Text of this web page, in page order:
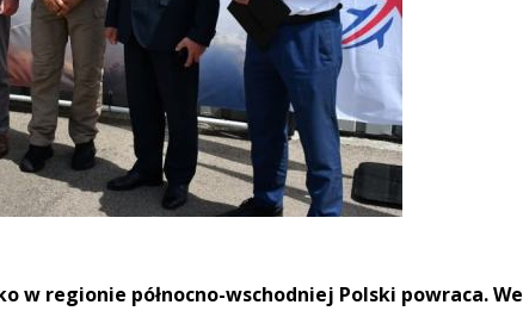
regionie północno-wschodniej Polski powraca. We